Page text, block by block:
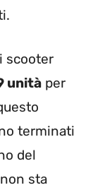
scooter
unità per
terminati
del
sta